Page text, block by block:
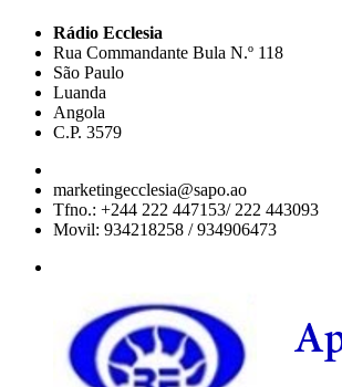
Rádio Ecclesia
Rua Commandante Bula N.º 118
São Paulo
Luanda
Angola
C.P. 3579
marketingecclesia@sapo.ao
Tfno.: +244 222 447153/ 222 443093
Movil: 934218258 / 934906473